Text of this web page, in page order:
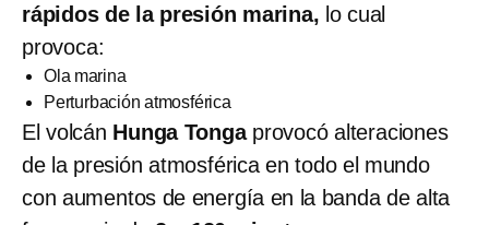
rápidos de la presión marina, lo cual
provoca:
Ola marina
Perturbación atmosférica
El volcán Hunga Tonga provocó alteraciones
de la presión atmosférica en todo el mundo
con aumentos de energía en la banda de alta